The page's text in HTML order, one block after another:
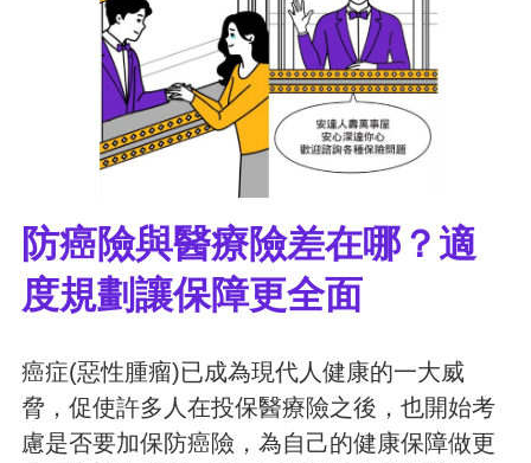
防癌險與醫療險差在哪？適
度規劃讓保障更全面
癌症(惡性腫瘤)已成為現代人健康的一大威
脅，促使許多人在投保醫療險之後，也開始考
慮是否要加保防癌險，為自己的健康保障做更